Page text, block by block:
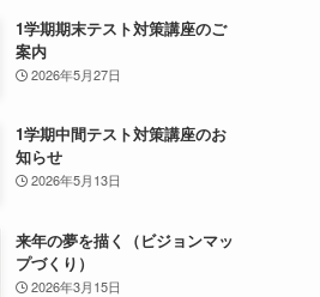
1学期期末テスト対策講座のご
案内
2026年5月27日
1学期中間テスト対策講座のお
知らせ
2026年5月13日
来年の夢を描く（ビジョンマッ
プづくり）
2026年3月15日